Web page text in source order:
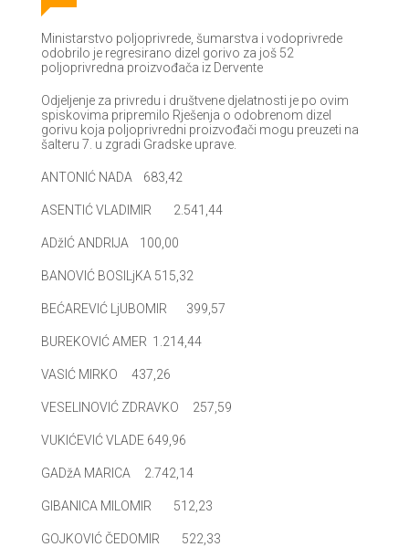
Ministarstvo poljoprivrede, šumarstva i vodoprivrede
odobrilo je regresirano dizel gorivo za još 52
poljoprivredna proizvođača iz Dervente
Odjeljenje za privredu i društvene djelatnosti je po ovim
spiskovima pripremilo Rješenja o odobrenom dizel
gorivu koja poljoprivredni proizvođači mogu preuzeti na
šalteru 7. u zgradi Gradske uprave.
ANTONIĆ NADA 683,42
ASENTIĆ VLADIMIR 2.541,44
ADžIĆ ANDRIJA 100,00
BANOVIĆ BOSILjKA 515,32
BEĆAREVIĆ LjUBOMIR 399,57
BUREKOVIĆ AMER 1.214,44
VASIĆ MIRKO 437,26
VESELINOVIĆ ZDRAVKO 257,59
VUKIĆEVIĆ VLADE 649,96
GADžA MARICA 2.742,14
GIBANICA MILOMIR 512,23
GOJKOVIĆ ČEDOMIR 522,33